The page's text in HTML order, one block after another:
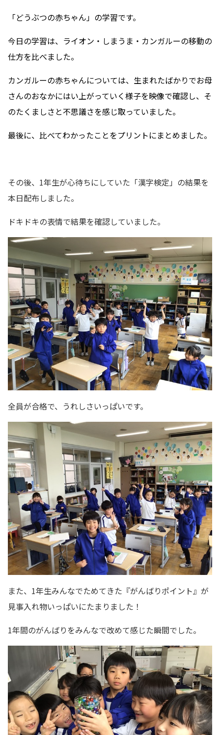
「どうぶつの赤ちゃん」の学習です。
今日の学習は、ライオン・しまうま・カンガルーの移動の
仕方を比べました。
カンガルーの赤ちゃんについては、生まれたばかりでお母
さんのおなかにはい上がっていく様子を映像で確認し、そ
のたくましさと不思議さを感じ取っていました。
最後に、比べてわかったことをプリントにまとめました。
その後、1年生が心待ちにしていた「漢字検定」の結果を
本日配布しました。
ドキドキの表情で結果を確認していました。
全員が合格で、うれしさいっぱいです。
また、1年生みんなでためてきた『がんばりポイント』が
見事入れ物いっぱいにたまりました！
1年間のがんばりをみんなで改めて感じた瞬間でした。